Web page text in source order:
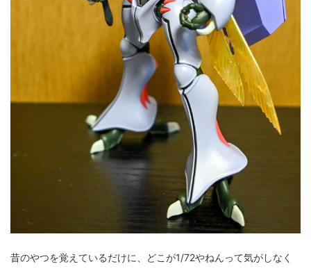
昔のやつを覚えているだけに、どこが1/72やねんって気がしなく